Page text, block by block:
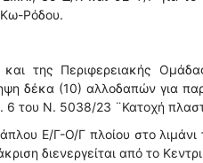
Ρόδου.
της Περιφερειακής
δέκα (10) αλλοδαπών για
6 του Ν. 5038/23 ¨Κατοχή
Ε/Γ-Ο/Γ πλοίου στο λιμάνι
διενεργείται από το